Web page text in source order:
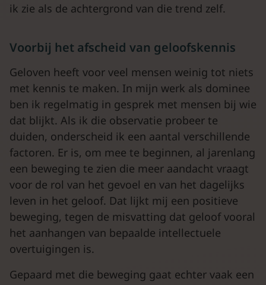
ik zie als de achtergrond van die trend zelf.
Voorbij het afscheid van geloofskennis
Geloven heeft voor veel mensen weinig tot niets
met kennis te maken. In mijn werk als dominee
ben ik regelmatig in gesprek met mensen bij wie
dat blijkt. Als ik die observatie probeer te
duiden, onderscheid ik een aantal verschillende
factoren. Er is, om mee te beginnen, al jarenlang
een beweging te zien die meer aandacht vraagt
voor de rol van het gevoel en van het dagelijks
leven in het geloof. Dat lijkt mij een positieve
beweging, tegen de misvatting dat geloof vooral
het aanhangen van bepaalde intellectuele
overtuigingen is.
Gepaard met die beweging gaat echter vaak een